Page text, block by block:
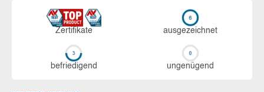
Zerti­fikate aus­ge­zeich­net
be­frie­di­gend un­ge­nü­gend